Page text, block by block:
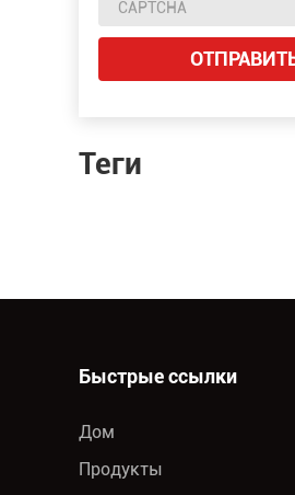
Теги
Быстрые ссылки
Дом
Продукты